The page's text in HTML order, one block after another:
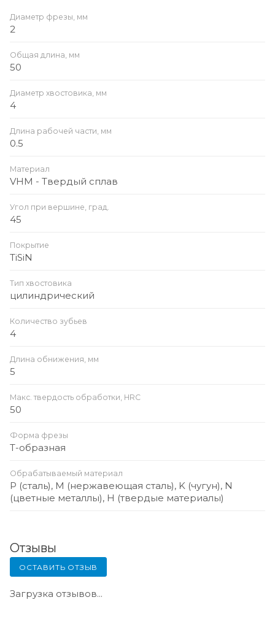
Диаметр фрезы, мм
2
Общая длина, мм
50
Диаметр хвостовика, мм
4
Длина рабочей части, мм
0.5
Материал
VHM - Твердый сплав
Угол при вершине, град.
45
Покрытие
TiSiN
Тип хвостовика
цилиндрический
Количество зубьев
4
Длина обнижения, мм
5
Макс. твердость обработки, HRC
50
Форма фрезы
Т-образная
Обрабатываемый материал
P (сталь), M (нержавеющая сталь), K (чугун), N
(цветные металлы), H (твердые материалы)
Отзывы
ОСТАВИТЬ ОТЗЫВ
Загрузка отзывов...